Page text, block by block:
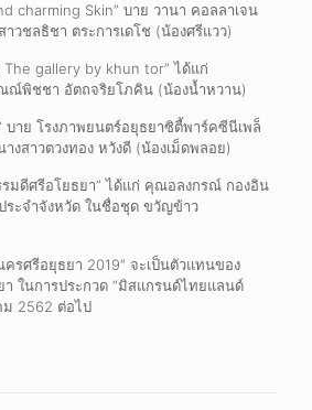
charming Skin” บาย วานา คอลลาเจน
วชลธิชา ตระการเดโช (น้องศรีแวว)
The gallery by khun tor” ได้แก่
ณณ์พิชชา อัตถจริยโภคิน (น้องน้ำหวาน)
บาย โรงภาพยนตร์อยุธยาซิตี้พาร์คซีนีเพล็
งสาวตวงทอง หวังดี (น้องเม็ดพลอย)
รมดีศรีอโยธยา” ได้แก่ คุณอลงกรณ์ กองอิน
ระจำจังหวัด ในชื่อชุด ขวัญข้าว
รศรีอยุธยา 2019″ จะเป็นตัวแทนของ
ในการประกวด “มิสแกรนด์ไทยแลนด์
ม 2562 ต่อไป